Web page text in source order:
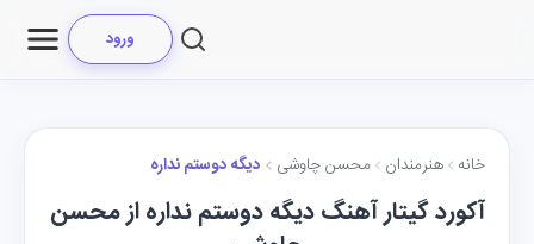
ورود
خانه هنرمندان محسن چاوشی دیگه دوستم نداره
آکورد گیتار آهنگ دیگه دوستم نداره از محسن